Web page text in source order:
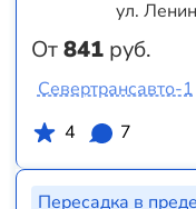
От841 руб.
ул.
Севертрансавто-1
4
7
Пересадка в